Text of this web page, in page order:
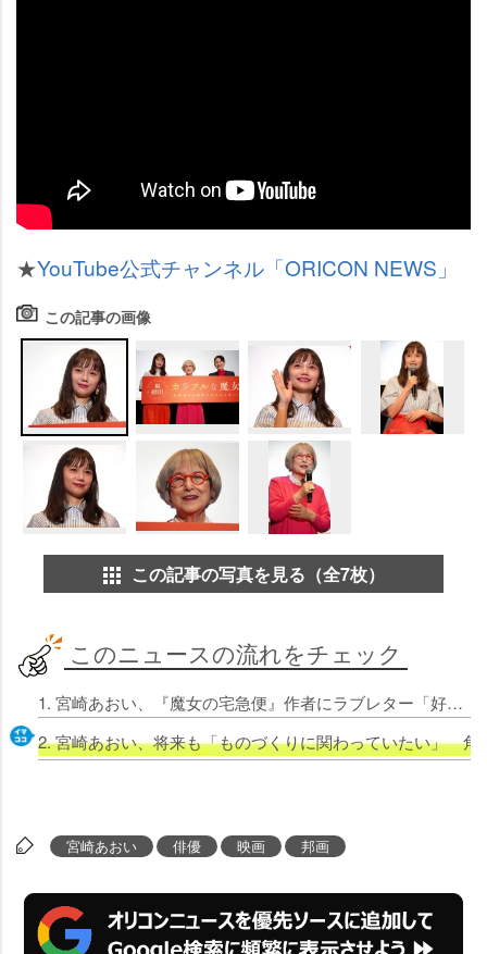
★YouTube公式チャンネル「ORICON NEWS」
この記事の画像
この記事の写真を見る（全7枚）
このニュースの流れをチェック
1. 宮崎あおい、『魔女の宅急便』作者にラブレター「好きすぎる」 角野栄子氏は感激「魔法みたいな手紙でした」
2. 宮崎あおい、将来も「ものづくりに関わっていたい」 角
宮崎あおい 俳優 映画 邦画